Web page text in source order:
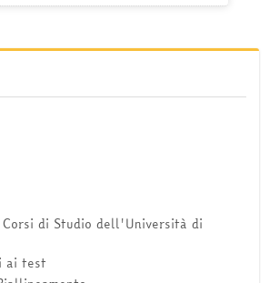
Corsi di Studio dell'Università di
ai test